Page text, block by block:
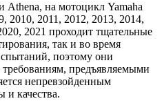
на мотоцикл Yamaha
2010, 2011, 2012, 2013, 2014,
2021 проходит тщательные
так и во время
поэтому они
предъявляемыми
непревзойденным
и качества.